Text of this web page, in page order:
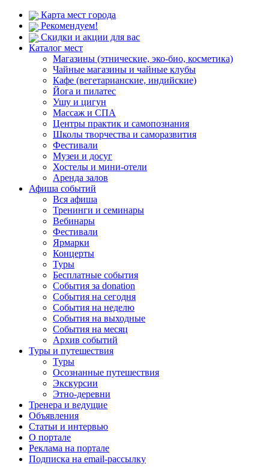
Карта мест города
Рекомендуем!
Скидки и акции для вас
Каталог мест
Магазины (этнические, эко-био, косметика)
Чайные магазины и чайные клубы
Кафе (вегетарианские, индийские)
Йога и пилатес
Ушу и цигун
Массаж и СПА
Центры практик и самопознания
Школы творчества и саморазвития
Фестивали
Музеи и досуг
Хостелы и мини-отели
Аренда залов
Афиша событий
Вся афиша
Тренинги и семинары
Вебинары
Фестивали
Ярмарки
Концерты
Туры
Бесплатные события
События за donation
События на сегодня
События на неделю
События на выходные
События на месяц
Архив событий
Туры и путешествия
Туры
Осознанные путешествия
Экскурсии
Этно-деревни
Тренера и ведущие
Объявления
Статьи и интервью
О портале
Реклама на портале
Подписка на email-рассылку